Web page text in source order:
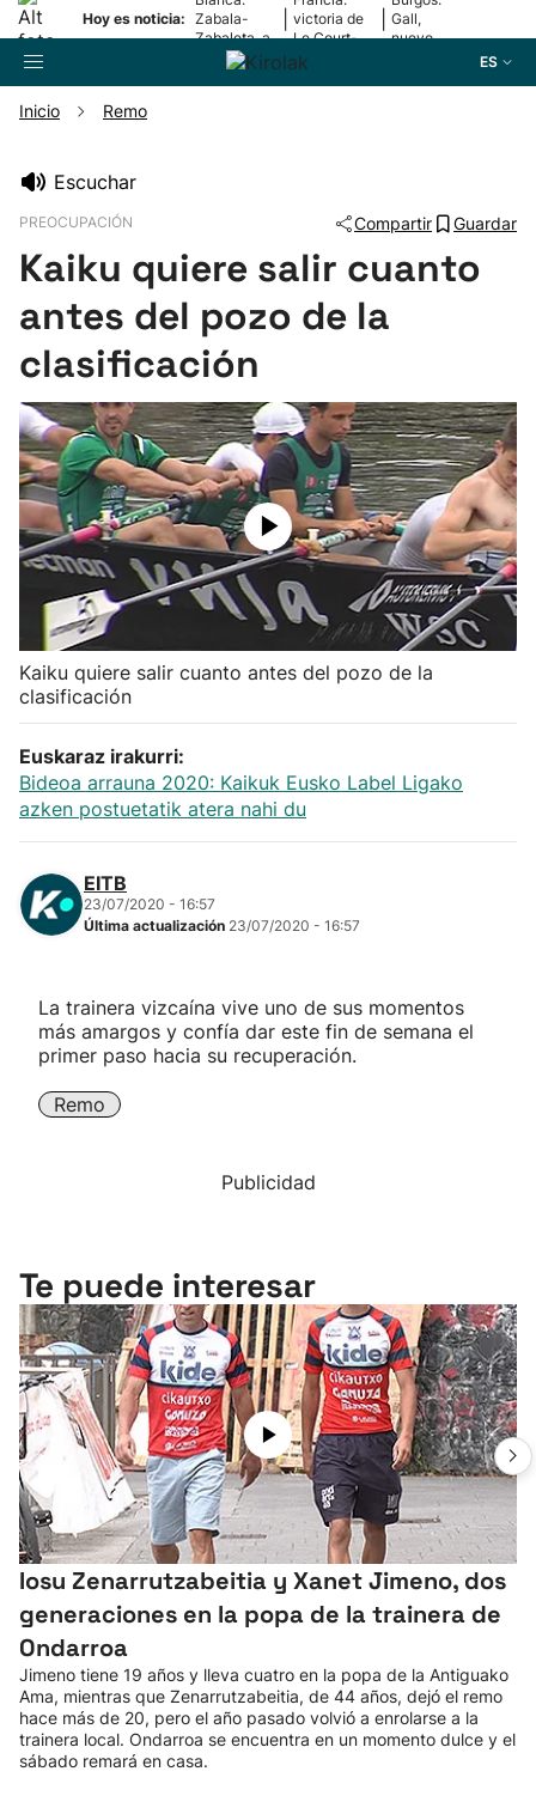
Hoy es noticia: Zabala-
Zabaleta, a
la final
victoria de
Le Court-
Pienaar
Gall,
nuevo
ES
Pelota
Remo
Baloncesto
Ciclismo
Herri-kirolak
Balonmano
Kirolak 360
Atletismo
Carreras de montaña
Más deportes
Inicio Remo
Escuchar
PREOCUPACIÓN Compartir Guardar
Kaiku quiere salir cuanto
antes del pozo de la
clasificación
Kaiku quiere salir cuanto antes del pozo de la
clasificación
Euskaraz irakurri:
Bideoa arrauna 2020: Kaikuk Eusko Label Ligako
azken postuetatik atera nahi du
EITB
23/07/2020 - 16:57
Última actualización 23/07/2020 - 16:57
La trainera vizcaína vive uno de sus momentos
más amargos y confía dar este fin de semana el
primer paso hacia su recuperación.
Remo
Publicidad
Te puede interesar
Iosu Zenarrutzabeitia y Xanet Jimeno, dos
generaciones en la popa de la trainera de
Ondarroa
Jimeno tiene 19 años y lleva cuatro en la popa de la Antiguako
Ama, mientras que Zenarrutzabeitia, de 44 años, dejó el remo
hace más de 20, pero el año pasado volvió a enrolarse a la
trainera local. Ondarroa se encuentra en un momento dulce y el
sábado remará en casa.